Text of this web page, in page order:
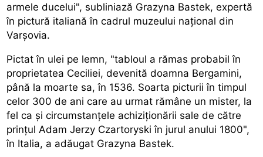
armele ducelui", subliniază Grazyna Bastek, expertă
în pictură italiană în cadrul muzeului național din
Varșovia.
Pictat în ulei pe lemn, "tabloul a rămas probabil în
proprietatea Ceciliei, devenită doamna Bergamini,
până la moarte sa, în 1536. Soarta picturii în timpul
celor 300 de ani care au urmat rămâne un mister, la
fel ca și circumstanțele achiziționării sale de către
prințul Adam Jerzy Czartoryski în jurul anului 1800",
în Italia, a adăugat Grazyna Bastek.